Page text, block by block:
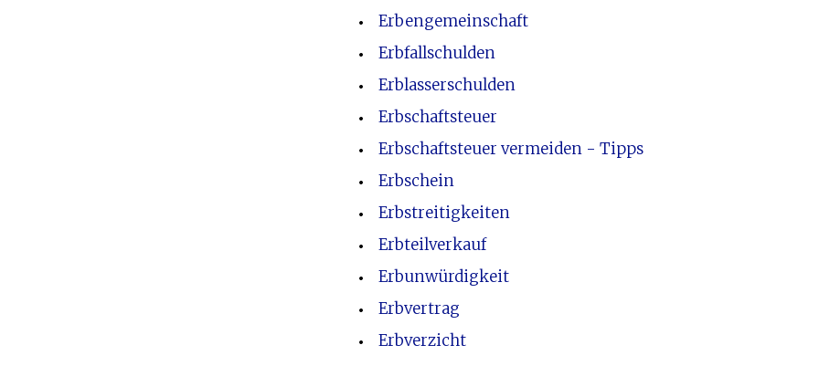
Erbengemeinschaft
Erbfallschulden
Erblasserschulden
Erbschaftsteuer
Erbschaftsteuer vermeiden - Tipps
Erbschein
Erbstreitigkeiten
Erbteilverkauf
Erbunwürdigkeit
Erbvertrag
Erbverzicht